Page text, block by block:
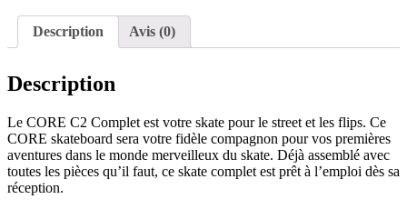
Skateboard
Red
Taille:
7.75"
Description Avis (0)
Description
Le CORE C2 Complet est votre skate pour le street et les flips. Ce
CORE skateboard sera votre fidèle compagnon pour vos premières
aventures dans le monde merveilleux du skate. Déjà assemblé avec
toutes les pièces qu’il faut, ce skate complet est prêt à l’emploi dès sa
réception.